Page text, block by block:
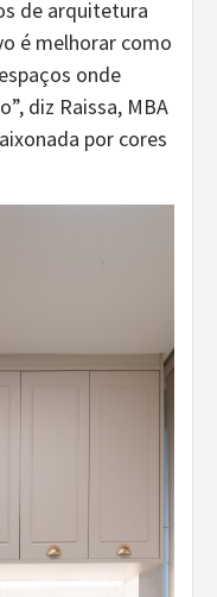
de arquitetura
é melhorar como
onde
diz Raissa, MBA
por cores